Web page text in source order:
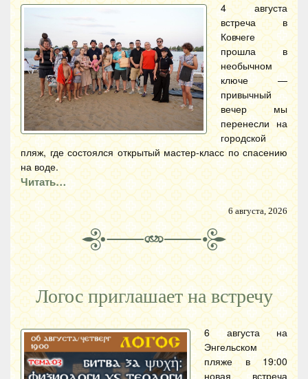
4 августа
встреча в
Ковчеге
прошла в
необычном
ключе —
привычный
вечер мы
перенесли на
городской
пляж, где состоялся открытый мастер-класс по спасению
на воде.
Читать…
6 августа, 2026
Логос приглашает на встречу
6 августа на
Энгельском
пляже в 19:00
новая встреча